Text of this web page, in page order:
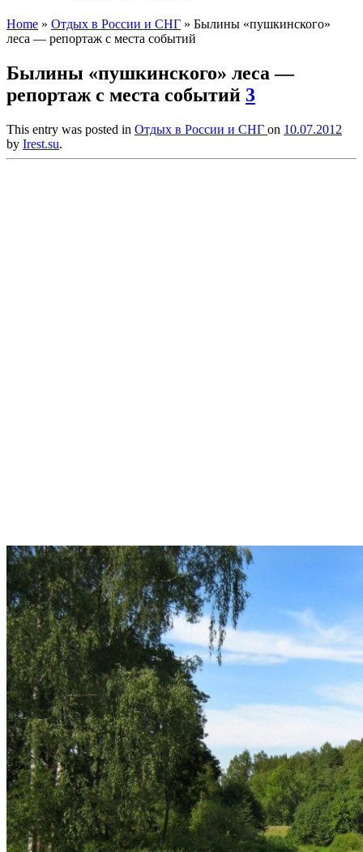
Home » Отдых в России и СНГ » Былины «пушкинского»
леса — репортаж с места событий
Былины «пушкинского» леса —
репортаж с места событий 3
This entry was posted in Отдых в России и СНГ on 10.07.2012
by Irest.su.